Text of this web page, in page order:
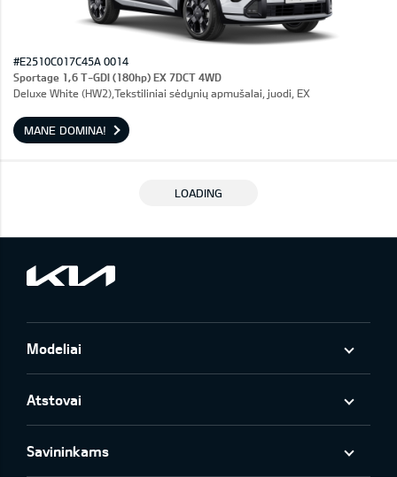
#E2510C017C45A 0014
Sportage 1,6 T-GDI (180hp) EX 7DCT 4WD
Deluxe White (HW2),Tekstiliniai sėdynių apmušalai, juodi, EX
MANE DOMINA!
LOADING
Modeliai
Atstovai
Savininkams